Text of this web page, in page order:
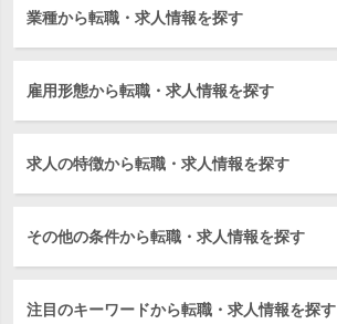
業種から転職・求人情報を探す
雇用形態から転職・求人情報を探す
求人の特徴から転職・求人情報を探す
その他の条件から転職・求人情報を探す
注目のキーワードから転職・求人情報を探す